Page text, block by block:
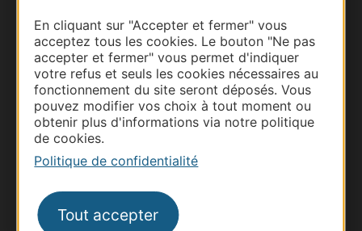
En cliquant sur "Accepter et fermer" vous
acceptez tous les cookies. Le bouton "Ne pas
accepter et fermer" vous permet d'indiquer
votre refus et seuls les cookies nécessaires au
fonctionnement du site seront déposés. Vous
pouvez modifier vos choix à tout moment ou
obtenir plus d'informations via notre politique
de cookies.
Politique de confidentialité
Tout accepter
Thermalisme
Business/Mice
Pros d'Occitanie
Site presse et d'influence
Voyagistes
Destination Sport
Inscrivez-vous à la lettre d'information